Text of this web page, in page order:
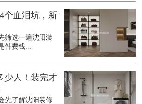
个血泪坑，新
筛选一遍沈阳装
件费钱...
少人！装完才
先了解沈阳装修